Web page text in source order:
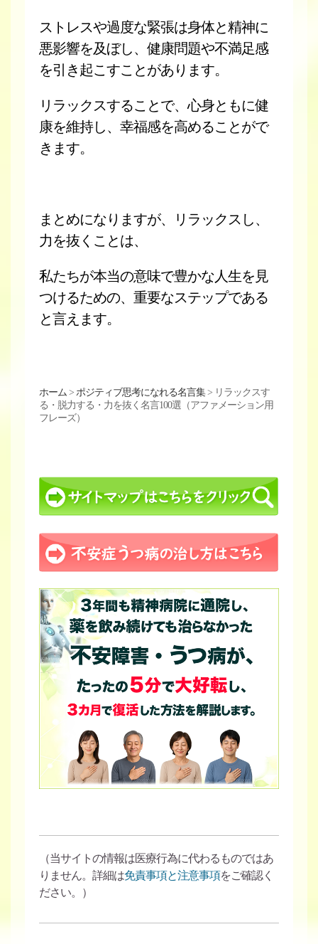
ストレスや過度な緊張は身体と精神に
悪影響を及ぼし、健康問題や不満足感
を引き起こすことがあります。
リラックスすることで、心身ともに健
康を維持し、幸福感を高めることがで
きます。
まとめになりますが、リラックスし、
力を抜くことは、
私たちが本当の意味で豊かな人生を見
つけるための、重要なステップである
と言えます。
ホーム > ポジティブ思考になれる名言集> リラックスす
る・脱力する・力を抜く名言100選（アファメーション用
フレーズ）
（当サイトの情報は医療行為に代わるものではあ
りません。詳細は免責事項と注意事項をご確認く
ださい。）